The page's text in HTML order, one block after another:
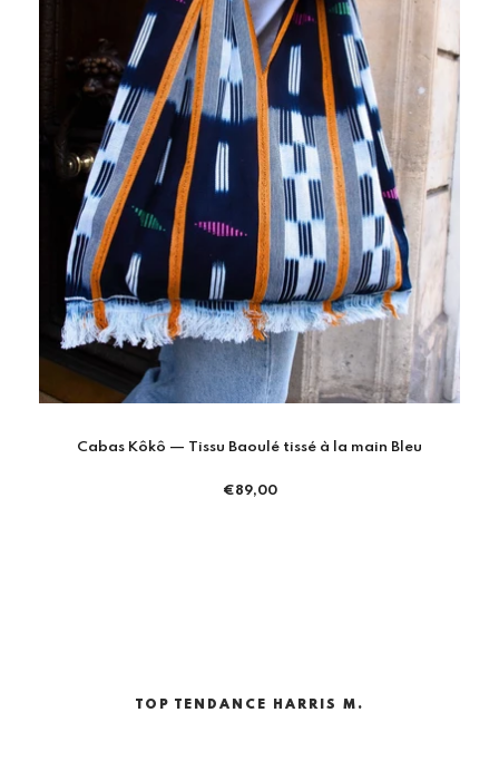
Cabas Kôkô — Tissu Baoulé tissé à la main Bleu
Prix
€89,00
TOP TENDANCE HARRIS M.
BOB WAX & JEAN – L’ACCESSOIRE AFRO-STREETWEAR
INCONTOURNABLE -Fufu
Prix
régulier
€49,00